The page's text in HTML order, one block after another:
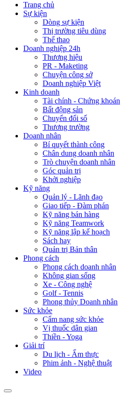
Trang chủ
Sự kiện
Dòng sự kiện
Thị trường tiêu dùng
Thể thao
Doanh nghiệp 24h
Thương hiệu
PR - Maketing
Chuyện công sở
Doanh nghiệp Việt
Kinh doanh
Tài chính - Chứng khoán
Bất động sản
Chuyển đổi số
Thương trường
Doanh nhân
Bí quyết thành công
Chân dung doanh nhân
Trò chuyện doanh nhân
Góc quản trị
Khởi nghiệp
Kỹ năng
Quản lý - Lãnh đạo
Giao tiếp - Đàm phán
Kỹ năng bán hàng
Kỹ năng Teamwork
Kỹ năng lập kế hoạch
Sách hay
Quản trị Bản thân
Phong cách
Phong cách doanh nhân
Không gian sống
Xe - Công nghệ
Golf - Tennis
Phong thủy Doanh nhân
Sức khỏe
Cẩm nang sức khỏe
Vị thuốc dân gian
Thiền - Yoga
Giải trí
Du lịch - Ẩm thực
Phim ảnh - Nghệ thuật
Video